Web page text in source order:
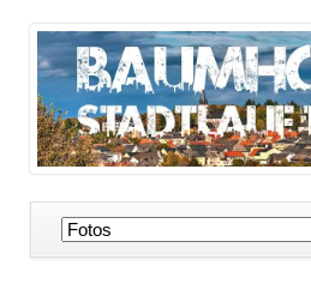
Navigation
überspringen